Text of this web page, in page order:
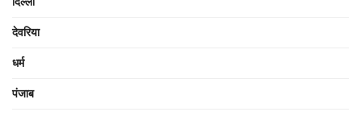
देवरिया
धर्म
पंजाब